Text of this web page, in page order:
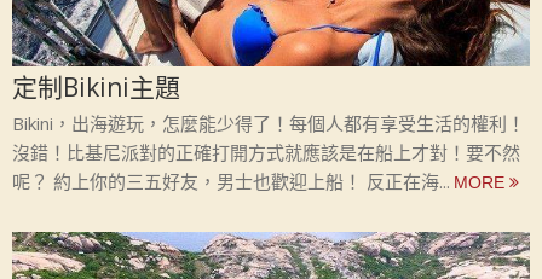
定制Bikini主題
Bikini，出海遊玩，怎麼能少得了！每個人都有享受生活的權利！
沒錯！比基尼派對的正確打開方式就應該是在船上才對！要不然
呢？ 約上你的三五好友，男士也歡迎上船！ 反正在海...